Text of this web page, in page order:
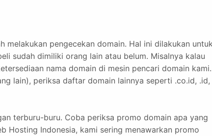
melakukan pengecekan domain. Hal ini dilakukan
sudah dimiliki orang lain atau belum. Misalnya kalau
nama domain di mesin pencari domain kami.
lain), periksa daftar domain lainnya seperti .co.id, .id,
terburu-buru. Coba periksa promo domain apa yang
Hosting Indonesia, kami sering menawarkan promo